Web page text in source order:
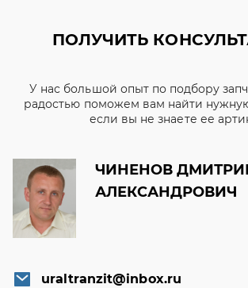
ПОЛУЧИТЬ
У нас большой опыт по подбору
радостью поможем вам найти
если вы не знаете ее
ЧИНЕНОВ
АЛЕКСАНДРОВИЧ
uraltranzit@inbox.ru